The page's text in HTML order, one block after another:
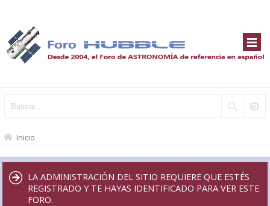
Inicio
LA ADMINISTRACIÓN DEL SITIO REQUIERE QUE ESTÉS
REGISTRADO Y TE HAYAS IDENTIFICADO PARA VER ESTE
FORO.